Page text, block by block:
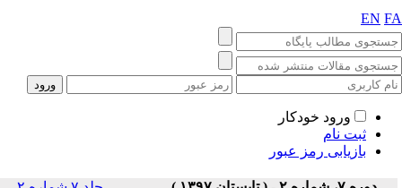
EN
ورود خودکار
ثبت نام
بازیابی رمز عبور